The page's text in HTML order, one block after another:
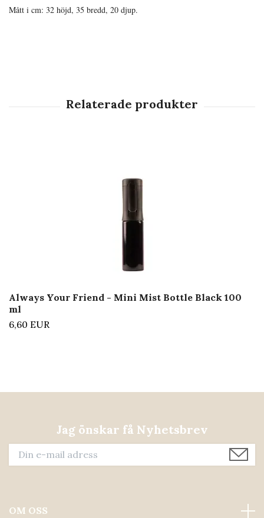
Mått i cm: 32 höjd, 35 bredd, 20 djup.
Always Your Friend - Mini Mist Bottle Black 100
ml
6,60 EUR
Jag önskar få Nyhetsbrev
OM OSS